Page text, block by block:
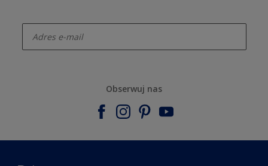
Obserwuj nas